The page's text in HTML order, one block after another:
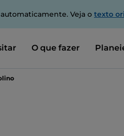
Veja o texto
O que fazer